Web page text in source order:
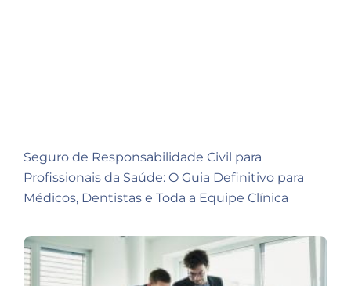
Seguro de Responsabilidade Civil para
Profissionais da Saúde: O Guia Definitivo para
Médicos, Dentistas e Toda a Equipe Clínica